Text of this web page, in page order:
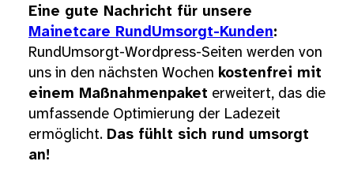
Eine gute Nachricht für unsere
Mainetcare RundUmsorgt-Kunden:
RundUmsorgt-Wordpress-Seiten werden von
uns in den nächsten Wochen kostenfrei mit
einem Maßnahmenpaket erweitert, das die
umfassende Optimierung der Ladezeit
ermöglicht. Das fühlt sich rund umsorgt
an!